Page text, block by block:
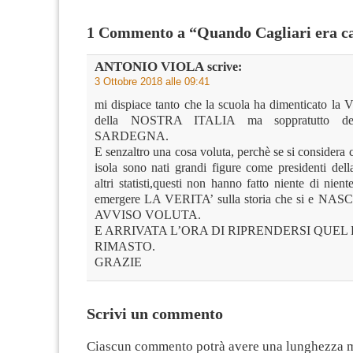
1 Commento a “Quando Cagliari era
ANTONIO VIOLA scrive:
3 Ottobre 2018 alle 09:41
mi dispiace tanto che la scuola ha dimenticato la
della NOSTRA ITALIA ma soppratutto
SARDEGNA.
E senzaltro una cosa voluta, perchè se si considera
isola sono nati grandi figure come presidenti
altri statisti,questi non hanno fatto niente di
emergere LA VERITA’ sulla storia che si e
AVVISO VOLUTA.
E ARRIVATA L’ORA DI RIPRENDERSI QUEL
RIMASTO.
GRAZIE
Scrivi un commento
Ciascun commento potrà avere una lunghezza